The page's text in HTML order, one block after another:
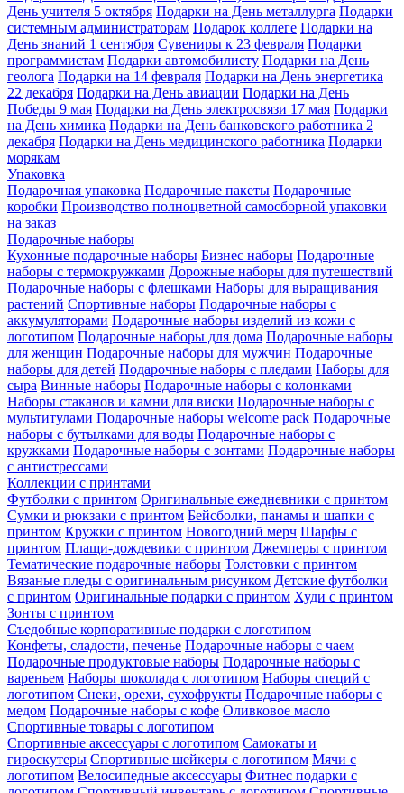
День учителя 5 октября Подарки на День металлурга Подарки
системным администраторам Подарок коллеге Подарки на
День знаний 1 сентября Сувениры к 23 февраля Подарки
программистам Подарки автомобилисту Подарки на День
геолога Подарки на 14 февраля Подарки на День энергетика
22 декабря Подарки на День авиации Подарки на День
Победы 9 мая Подарки на День электросвязи 17 мая Подарки
на День химика Подарки на День банковского работника 2
декабря Подарки на День медицинского работника Подарки
морякам
Упаковка
Подарочная упаковка Подарочные пакеты Подарочные
коробки Производство полноцветной самосборной упаковки
на заказ
Подарочные наборы
Кухонные подарочные наборы Бизнес наборы Подарочные
наборы с термокружками Дорожные наборы для путешествий
Подарочные наборы с флешками Наборы для выращивания
растений Спортивные наборы Подарочные наборы с
аккумуляторами Подарочные наборы изделий из кожи с
логотипом Подарочные наборы для дома Подарочные наборы
для женщин Подарочные наборы для мужчин Подарочные
наборы для детей Подарочные наборы с пледами Наборы для
сыра Винные наборы Подарочные наборы с колонками
Наборы стаканов и камни для виски Подарочные наборы с
мультитулами Подарочные наборы welcome pack Подарочные
наборы с бутылками для воды Подарочные наборы с
кружками Подарочные наборы с зонтами Подарочные наборы
с антистрессами
Коллекции с принтами
Футболки с принтом Оригинальные ежедневники с принтом
Сумки и рюкзаки с принтом Бейсболки, панамы и шапки с
принтом Кружки с принтом Новогодний мерч Шарфы с
принтом Плащи-дождевики с принтом Джемперы с принтом
Тематические подарочные наборы Толстовки с принтом
Вязаные пледы с оригинальным рисунком Детские футболки
с принтом Оригинальные подарки с принтом Худи с принтом
Зонты с принтом
Съедобные корпоративные подарки с логотипом
Конфеты, сладости, печенье Подарочные наборы с чаем
Подарочные продуктовые наборы Подарочные наборы с
вареньем Наборы шоколада с логотипом Наборы специй с
логотипом Снеки, орехи, сухофрукты Подарочные наборы с
медом Подарочные наборы с кофе Оливковое масло
Спортивные товары с логотипом
Спортивные аксессуары с логотипом Самокаты и
гироскутеры Спортивные шейкеры с логотипом Мячи с
логотипом Велосипедные аксессуары Фитнес подарки с